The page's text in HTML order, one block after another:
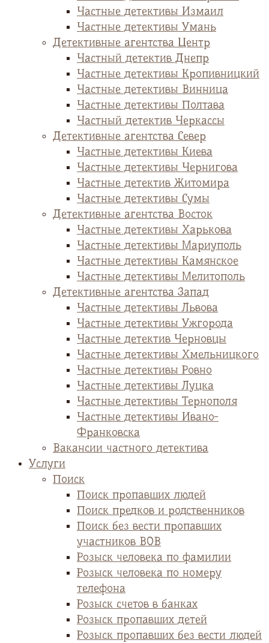
Частные детективы Измаил
Частные детективы Умань
Детективные агентства Центр
Частный детектив Днепр
Частные детективы Кропивницкий
Частные детективы Винница
Частные детективы Полтава
Частный детектив Черкассы
Детективные агентства Север
Частные детективы Киева
Частные детективы Чернигова
Частные детектив Житомира
Частные детективы Сумы
Детективные агентства Восток
Частные детективы Харькова
Частные детективы Мариуполь
Частные детективы Камянское
Частные детективы Мелитополь
Детективные агентства Запад
Частные детективы Львова
Частные детективы Ужгорода
Частные детектив Черновцы
Частные детективы Хмельницкого
Частные детективы Ровно
Частные детективы Луцка
Частные детективы Тернополя
Частные детективы Ивано-
Франковска
Вакансии частного детектива
Услуги
Поиск
Поиск пропавших людей
Поиск предков и родственников
Поиск без вести пропавших
участников ВОВ
Розыск человека по фамилии
Розыск человека по номеру
телефона
Розыск счетов в банках
Розыск пропавших детей
Розыск пропавших без вести людей